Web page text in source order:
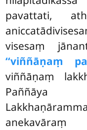
pavattati,
visesaṃ
‘‘viññāṇaṃ
viññāṇaṃ
Paññāya
anekavāraṃ